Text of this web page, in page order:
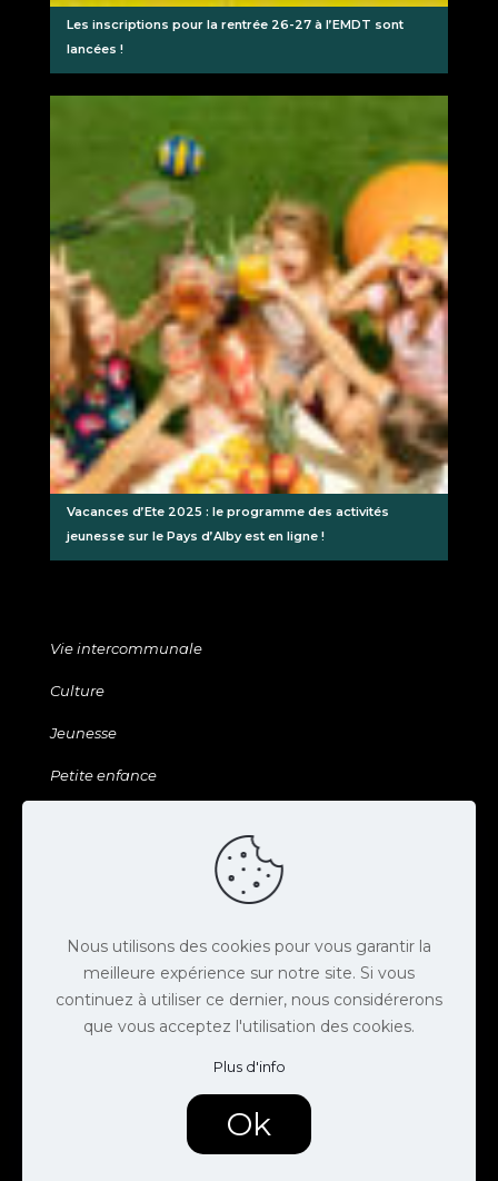
Les inscriptions pour la rentrée 26-27 à l’EMDT sont
lancées !
Vacances d’Ete 2025 : le programme des activités
jeunesse sur le Pays d’Alby est en ligne !
Vie intercommunale
Culture
Jeunesse
Petite enfance
Actus
Espace presse
Politique de confidentialité
Nous utilisons des cookies pour vous garantir la
meilleure expérience sur notre site. Si vous
continuez à utiliser ce dernier, nous considérerons
que vous acceptez l'utilisation des cookies.
Plus d'info
Ok